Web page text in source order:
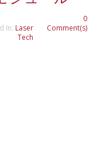
In: Laser
Tech
0
Comment(s)